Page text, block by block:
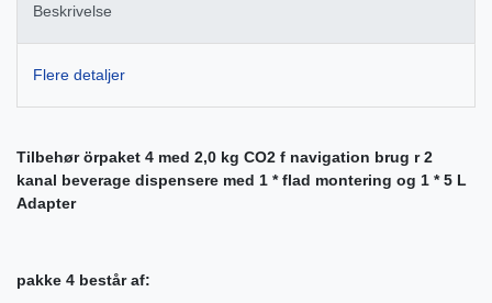
Beskrivelse
Flere detaljer
Tilbehør örpaket 4 med 2,0 kg CO2 f navigation brug r 2
kanal beverage dispensere med 1 * flad montering og 1 * 5 L
Adapter
pakke 4 består af: